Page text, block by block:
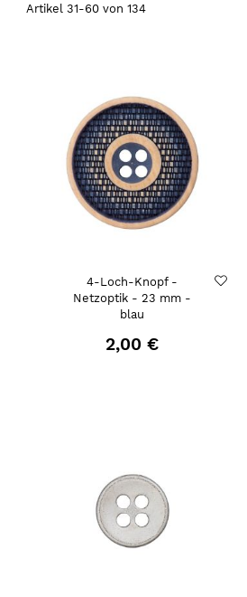
Artikel 31-60von 134
4-Loch-Knopf -
Netzoptik - 23 mm -
blau
2,00 €